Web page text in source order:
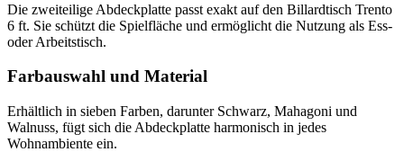
Die zweiteilige Abdeckplatte passt exakt auf den Billardtisch Trento
6 ft. Sie schützt die Spielfläche und ermöglicht die Nutzung als Ess-
oder Arbeitstisch.
Farbauswahl und Material
Erhältlich in sieben Farben, darunter Schwarz, Mahagoni und
Walnuss, fügt sich die Abdeckplatte harmonisch in jedes
Wohnambiente ein.